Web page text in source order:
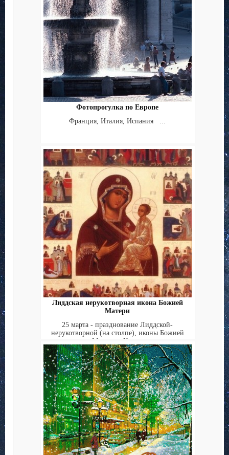
Фотопрогулка по Европе
Франция, Италия, Испания ...
Лиддская нерукотворная икона Божией
Матери
25 марта - празднование Лиддской-
нерукотворной (на столпе), иконы Божией
Матери. Когд...